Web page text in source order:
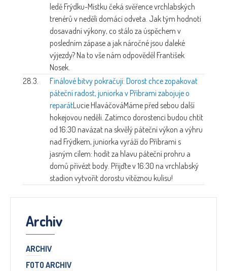
ledě Frýdku-Místku čeká svěřence vrchlabských
trenérů v neděli domácí odveta. Jak tým hodnotí
dosavadní výkony, co stálo za úspěchem v
posledním zápase a jak náročné jsou daleké
výjezdy? Na to vše nám odpověděl František
Nosek.
28.3.
Finálové bitvy pokračují: Dorost chce zopakovat
páteční radost, juniorka v Příbrami zabojuje o
reparátLucie HlaváčováMáme před sebou další
hokejovou neděli. Zatímco dorostenci budou chtít
od 16:30 navázat na skvělý páteční výkon a výhru
nad Frýdkem, juniorka vyráží do Příbrami s
jasným cílem: hodit za hlavu páteční prohru a
domů přivézt body. Přijďte v 16:30 na vrchlabský
stadion vytvořit dorostu vítěznou kulisu!
Archiv
ARCHIV
FOTO ARCHIV